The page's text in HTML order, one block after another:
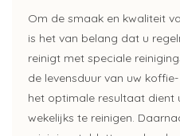
Om de smaak en kwaliteit
is het van belang dat u
reinigt met speciale
de levensduur van uw
het optimale resultaat dient
wekelijks te reinigen.